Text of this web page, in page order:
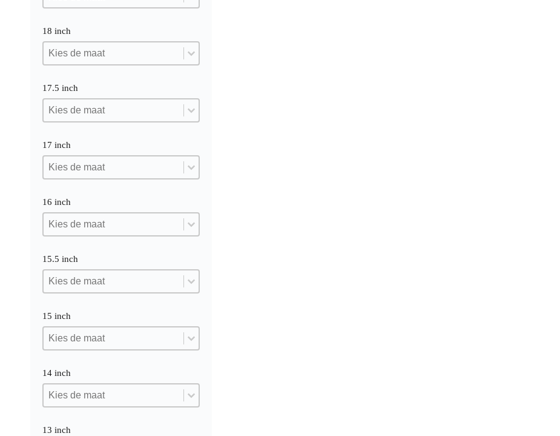
18 inch
18 inch
18 inch
18 inch
17.5 inch
17.5 inch
17.5 inch
17.5 inch
17 inch
17 inch
17 inch
17 inch
16 inch
16 inch
16 inch
16 inch
15.5 inch
15.5 inch
15.5 inch
15.5 inch
15 inch
15 inch
15 inch
15 inch
14 inch
14 inch
14 inch
14 inch
13 inch